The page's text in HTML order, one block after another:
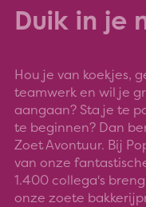
Duik in je
Hou je van koekjes,
teamwerk en wil je
aangaan? Sta je te
te beginnen? Dan
Zoet Avontuur. Bij
van onze
1.400 collega's
onze zoete